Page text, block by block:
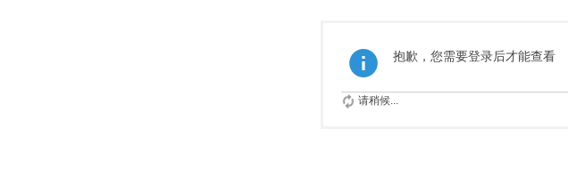
抱歉，您需要登录后才能查看
请稍候...